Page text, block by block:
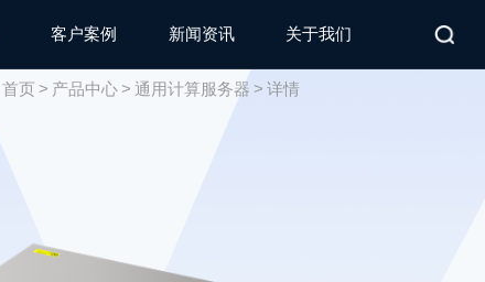
客户案例 新闻资讯 关于我们
首页 > 产品中心> 通用计算服务器 > 详情